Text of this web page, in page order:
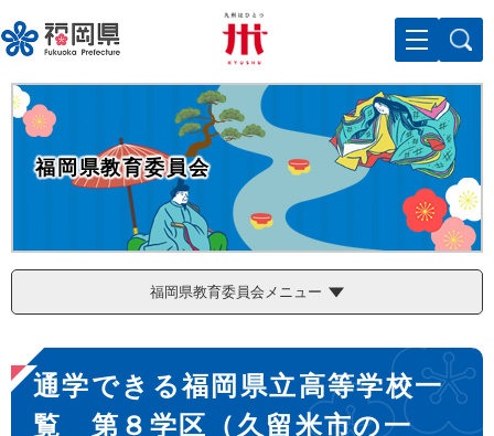
ー
ジ
の
先
メニューを飛ばして本文へ
福岡県教育委員会
福岡県教育委員会メニュー
本
文
通学できる福岡県立高等学校一
覧 第８学区（久留米市の一